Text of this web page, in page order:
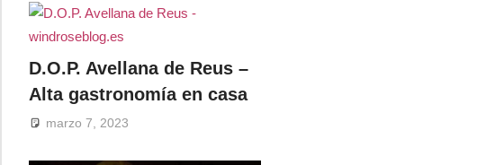
D.O.P. Avellana de Reus –
Alta gastronomía en casa
marzo 7, 2023